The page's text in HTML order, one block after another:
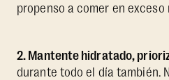
propenso a comer en exceso
2. Mantente hidratado,
durante todo el día también.